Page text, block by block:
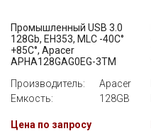
Промышленный USB 3.0
128Gb, EH353, MLC -40C°
+85C°, Apacer
APHA128GAG0EG-3TM
Производитель:
Apacer
Емкость:
128GB
Цена по запросу